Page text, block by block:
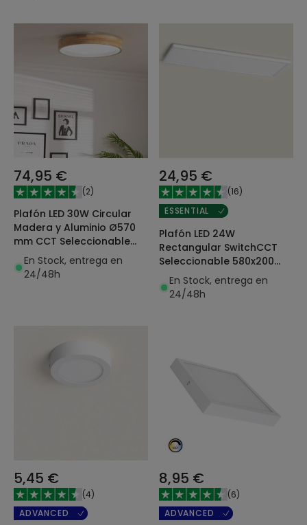
74,95 €
(2)
Plafón LED 30W Circular
Madera y Aluminio Ø570
mm CCT Seleccionable
Dari
En Stock, entrega en
24/48h
24,95 €
(16)
ESSENTIAL
Plafón LED 24W
Rectangular SwitchCCT
Seleccionable 580x200
mm Doble Cara
En Stock, entrega en
24/48h
5,45 €
(4)
ADVANCED
8,95 €
(6)
ADVANCED